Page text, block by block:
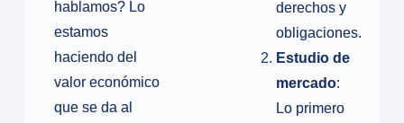
hablamos? Lo
estamos
haciendo del
valor económico
que se da al
derechos y
obligaciones.
Estudio de
mercado:
Lo primero